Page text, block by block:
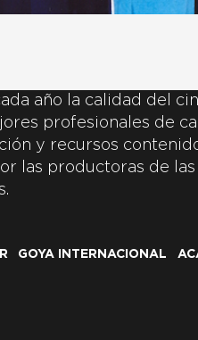
año la calidad del
profesionales de
y recursos
las productoras de
GOYA INTERNACIONAL